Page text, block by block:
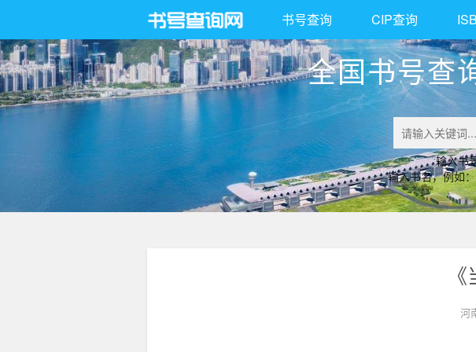
书号查询 CIP查询
全国书号查
输入书
输入书名，例如
河